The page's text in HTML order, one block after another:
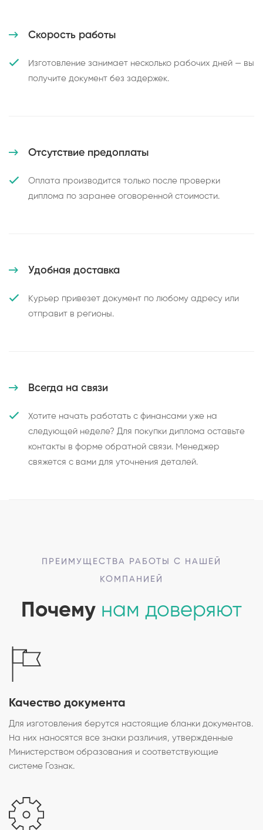
Скорость работы
Изготовление занимает несколько рабочих дней — вы
получите документ без задержек.
Отсутствие предоплаты
Оплата производится только после проверки
диплома по заранее оговоренной стоимости.
Удобная доставка
Курьер привезет документ по любому адресу или
отправит в регионы.
Всегда на связи
Хотите начать работать с финансами уже на
следующей неделе? Для покупки диплома оставьте
контакты в форме обратной связи. Менеджер
свяжется с вами для уточнения деталей.
ПРЕИМУЩЕСТВА РАБОТЫ С НАШЕЙ
КОМПАНИЕЙ
Почему нам доверяют
Качество документа
Для изготовления берутся настоящие бланки документов.
На них наносятся все знаки различия, утвержденные
Министерством образования и соответствующие
системе Гознак.